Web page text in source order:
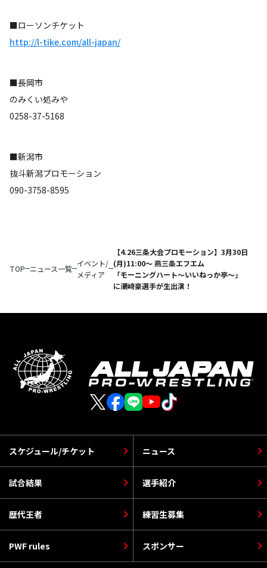
■ローソンチケット
http://l-tike.com/all-japan/
■長岡市
のみくい処みや
0258-37-5168
■新潟市
抜斗新潟プロモーション
090-3758-8595
TOP ニュース一覧
イベント/
メディア
【4.26三条大会プロモーション】3月30日
(月)11:00～ 燕三条エフエム
「モーニングハート〜いいねっか亭〜」
に潮﨑豪選手が生出演！
スケジュール/チケット
選手紹介
PWF rules
ニュース
歴代王者
スポンサー
試合結果
練習生募集